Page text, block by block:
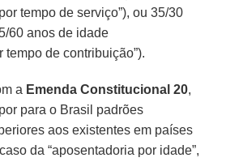
tempo de serviço”), ou 35/30
60 anos de idade
tempo de contribuição”).
a Emenda Constitucional 20,
para o Brasil padrões
aos existentes em países
da “aposentadoria por idade”,